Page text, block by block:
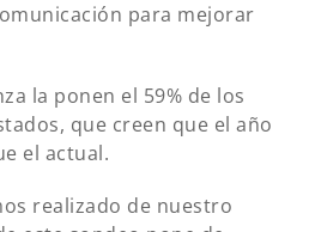
para mejorar
la ponen el 59% de los
que creen que el año
el actual.
realizado de nuestro